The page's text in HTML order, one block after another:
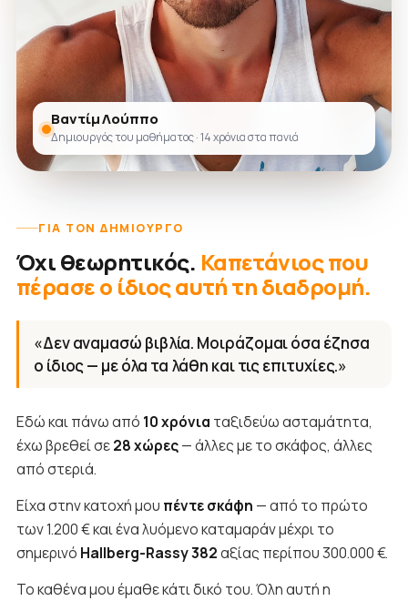
Βαντίμ Λούππο
Δημιουργός του μαθήματος · 14 χρόνια στα πανιά
ΓΙΑ ΤΟΝ ΔΗΜΙΟΥΡΓΌ
Όχι θεωρητικός. Καπετάνιος που
πέρασε ο ίδιος αυτή τη διαδρομή.
«Δεν αναμασώ βιβλία. Μοιράζομαι όσα έζησα
ο ίδιος — με όλα τα λάθη και τις επιτυχίες.»
Εδώ και πάνω από 10 χρόνια ταξιδεύω ασταμάτητα,
έχω βρεθεί σε28 χώρες— άλλες με το σκάφος, άλλες
από στεριά.
Είχα στην κατοχή μου πέντε σκάφη — από το πρώτο
των 1.200 € και ένα λυόμενο καταμαράν μέχρι το
σημερινό Hallberg-Rassy 382αξίας περίπου 300.000 €.
Το καθένα μου έμαθε κάτι δικό του. Όλη αυτή η